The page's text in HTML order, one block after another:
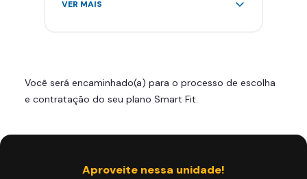
Skeelo App (Audiobook)*
Área de musculação e aeróbicos
VER MAIS
Você será encaminhado(a) para o processo de escolha
e contratação do seu plano Smart Fit.
Aproveite nessa unidade!